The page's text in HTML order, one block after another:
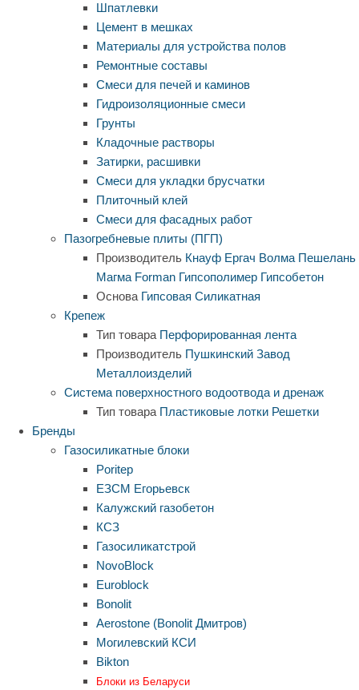
Шпатлевки
Цемент в мешках
Материалы для устройства полов
Ремонтные составы
Смеси для печей и каминов
Гидроизоляционные смеси
Грунты
Кладочные растворы
Затирки, расшивки
Смеси для укладки брусчатки
Плиточный клей
Смеси для фасадных работ
Пазогребневые плиты (ПГП)
Производитель Кнауф Ергач Волма Пешелань
Магма Forman Гипсополимер Гипсобетон
Основа Гипсовая Силикатная
Крепеж
Тип товара Перфорированная лента
Производитель Пушкинский Завод
Металлоизделий
Система поверхностного водоотвода и дренаж
Тип товара Пластиковые лотки Решетки
Бренды
Газосиликатные блоки
Poritep
ЕЗСМ Егорьевск
Калужский газобетон
КСЗ
Газосиликатстрой
NovoBlock
Euroblock
Bonolit
Aerostone (Bonolit Дмитров)
Могилевский КСИ
Bikton
Блоки из Беларуси